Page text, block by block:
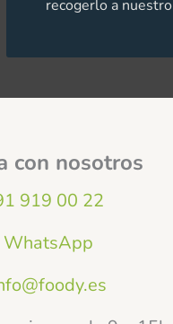
recogerlo a
con nosotros
919 00 22
WhatsApp